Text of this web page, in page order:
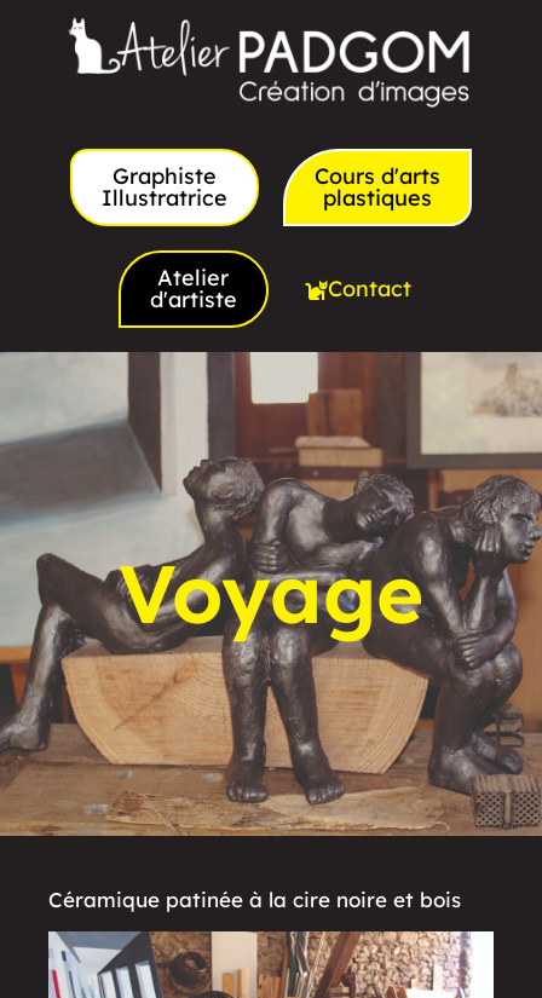
Graphiste
Illustratrice
Cours d'arts
plastiques
Atelier
d'artiste Contact
Voyage
Céramique patinée à la cire noire et bois